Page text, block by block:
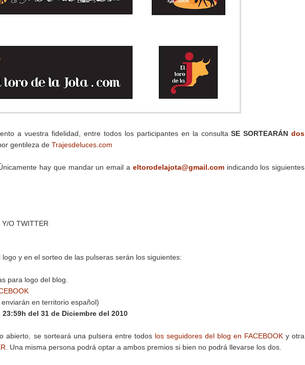
a vuestra fidelidad, entre todos los participantes en la consultaSE SORTEARÁNdos
gentileza de Trajesdeluces.com
hay que mandar un email a eltorodelajota@gmail.comindicando los siguientes
Y/O TWITTER
y en el sorteo de las pulseras serán los siguientes:
para logo del blog.
en territorio español)
del 31 de Diciembre del 2010
abierto, se sorteará una pulsera entre todos los seguidores del blog en FACEBOOK y otra
. Una misma persona podrá optar a ambos premios si bien no podrá llevarse los dos.